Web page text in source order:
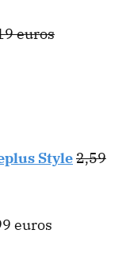
euros
Style2,59
euros